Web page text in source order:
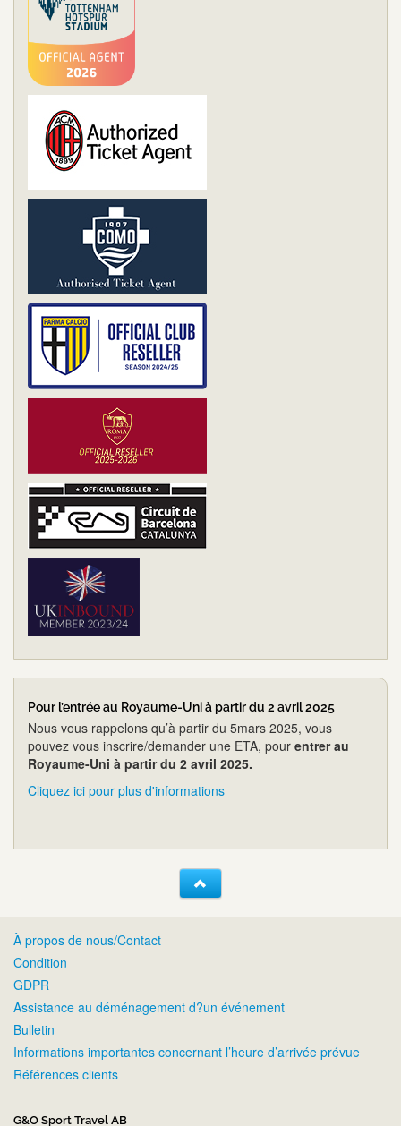
Pour l’entrée au Royaume-Uni à partir du 2 avril 2025
Nous vous rappelons qu’à partir du 5mars 2025, vous
pouvez vous inscrire/demander une ETA, pour entrer au
Royaume-Uni à partir du 2 avril 2025.
Cliquez ici pour plus d'informations
À propos de nous/Contact
Condition
GDPR
Assistance au déménagement d?un événement
Bulletin
Informations importantes concernant l’heure d’arrivée prévue
Références clients
G&O Sport Travel AB